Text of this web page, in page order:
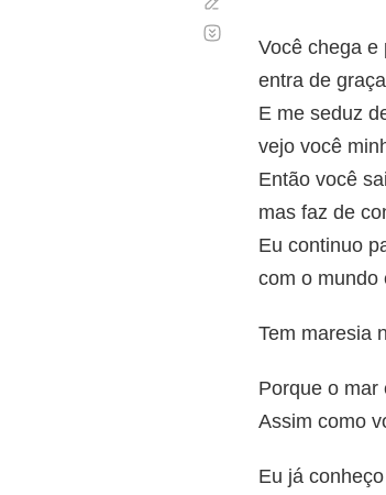
Você chega e
entra de
E me seduz
vejo você
Então você
mas faz de
Eu continuo
com o mundo
Tem maresia
Porque o mar
Assim como
Eu já
automático